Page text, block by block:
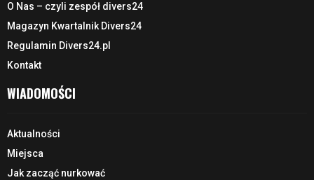
O Nas – czyli zespół divers24
Magazyn Kwartalnik Divers24
Regulamin Divers24.pl
Kontakt
WIADOMOŚCI
Aktualności
Miejsca
Jak zacząć nurkować